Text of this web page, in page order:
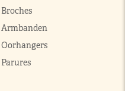
Broches
Armbanden
Oorhangers
Parures